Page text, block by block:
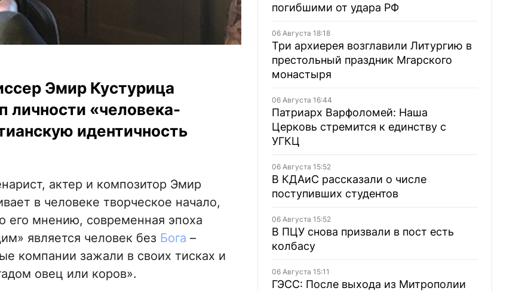
Эмир Кустурица
личности «человека-
идентичность
актер и композитор Эмир
в человеке творческое начало,
его мнению, современная эпоха
является человек без Бога –
компании зажали в своих тисках и
овец или коров».
погибшими от удара РФ
06 Августа 18:18
Три архиерея возглавили Литургию в
престольный праздник Мгарского
монастыря
06 Августа 16:44
Патриарх Варфоломей: Наша
Церковь стремится к единству с
УГКЦ
06 Августа 15:52
В КДАиС рассказали о числе
поступивших студентов
06 Августа 15:52
В ПЦУ снова призвали в пост есть
колбасу
06 Августа 15:11
ГЭСС: После выхода из Митрополии